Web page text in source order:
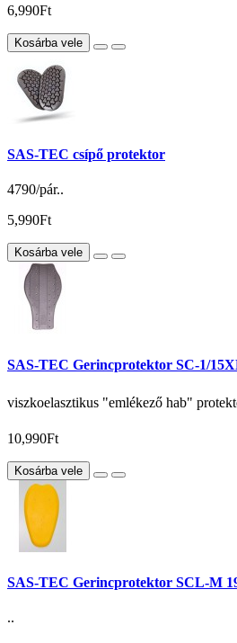
6,990Ft
Kosárba vele
SAS-TEC csípő protektor
4790/pár..
5,990Ft
Kosárba vele
SAS-TEC Gerincprotektor SC-1/
viszkoelasztikus "emlékező hab"
10,990Ft
Kosárba vele
SAS-TEC Gerincprotektor SCL-M
..